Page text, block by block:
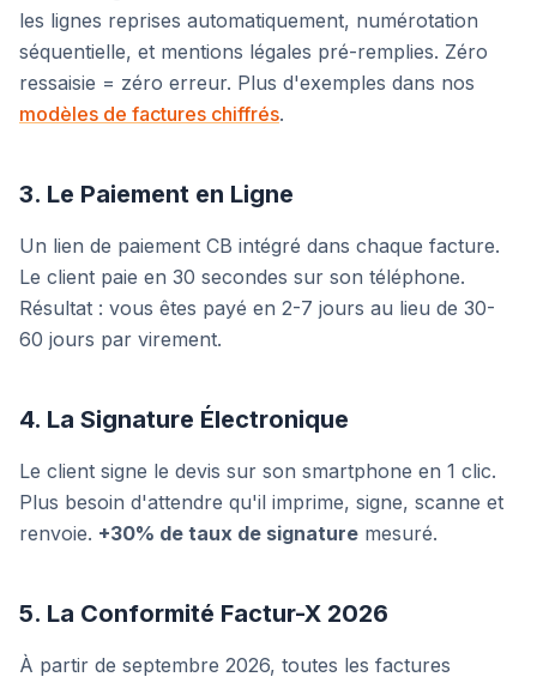
les lignes reprises automatiquement, numérotation
séquentielle, et mentions légales pré-remplies. Zéro
ressaisie = zéro erreur. Plus d'exemples dans nos
modèles de factures chiffrés.
3. Le Paiement en Ligne
Un lien de paiement CB intégré dans chaque facture.
Le client paie en 30 secondes sur son téléphone.
Résultat : vous êtes payé en 2-7 jours au lieu de 30-
60 jours par virement.
4. La Signature Électronique
Le client signe le devis sur son smartphone en 1 clic.
Plus besoin d'attendre qu'il imprime, signe, scanne et
renvoie. +30% de taux de signature mesuré.
5. La Conformité Factur-X 2026
À partir de septembre 2026, toutes les factures